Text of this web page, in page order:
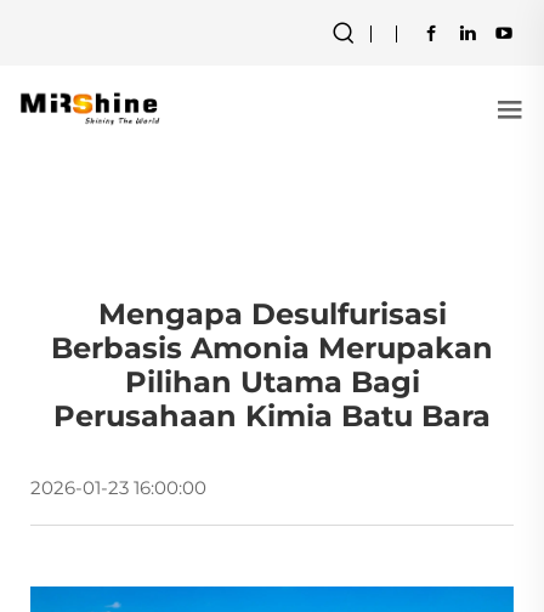
Mengapa Desulfurisasi
Berbasis Amonia Merupakan
Pilihan Utama Bagi
Perusahaan Kimia Batu Bara
2026-01-23 16:00:00